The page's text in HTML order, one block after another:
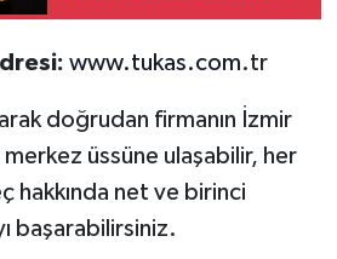
ve Elektrik
Mahalleler Açıklandı
www.tukas.com.tr
doğrudan firmanın İzmir
üssüne ulaşabilir, her
hakkında net ve birinci
başarabilirsiniz.